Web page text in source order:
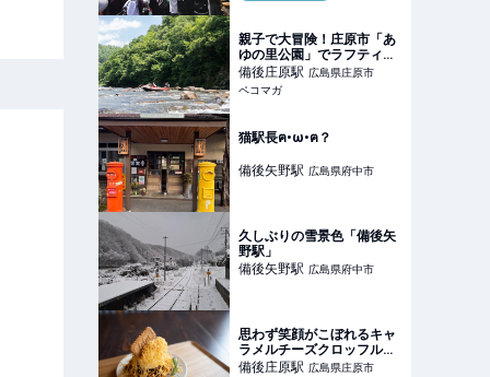
親子で大冒険！庄原市「あ
ゆの里公園」でラフティン
グ体験をしてきました！
備後庄原駅 広島県庄原市
ペコマガ
猫駅長ฅ•ω•ฅ？
備後矢野駅 広島県府中市
久しぶりの雪景色「備後矢
野駅」
備後矢野駅 広島県府中市
思わず笑顔がこぼれるキャ
ラメルチーズクロッフルに
出会ったよ…♡
備後庄原駅 広島県庄原市